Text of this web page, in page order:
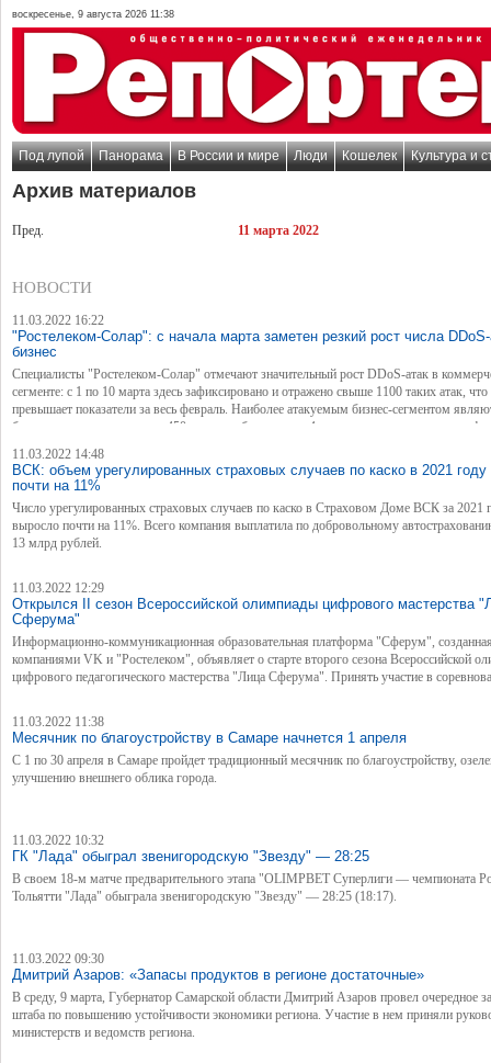
воскресенье, 9 августа 2026 11:38
Под лупой Панорама В России и мире Люди Кошелек Культура и
Архив материалов
Пред. 11 марта 2022
НОВОСТИ
11.03.2022 16:22
"Ростелеком-Солар": с начала марта заметен резкий рост числа DDoS-
бизнес
Специалисты "Ростелеком-Солар" отмечают значительный рост DDoS-атак в
сегменте: с 1 по 10 марта здесь зафиксировано и отражено свыше 1100 таких атак,
превышает показатели за весь февраль. Наиболее атакуемым бизнес-сегментом
банки, где выявлено свыше 450 атак, что более чем в 4 раза превышает показатели
Только за прошедшие трое суток на один из госпорталов совершено около 1700
11.03.2022 14:48
ВСК: объем урегулированных страховых случаев по каско в 2021
почти на 11%
Число урегулированных страховых случаев по каско в Страховом Доме ВСК за 2021
выросло почти на 11%. Всего компания выплатила по добровольному
13 млрд рублей.
11.03.2022 12:29
Открылся II сезон Всероссийской олимпиады цифрового мастерства
Сферума"
Информационно-коммуникационная образовательная платформа "Сферум",
компаниями VK и "Ростелеком", объявляет о старте второго сезона Всероссийской
цифрового педагогического мастерства "Лица Сферума". Принять участие в
соревнований All Cups. Заявки на участие принимаются с 10 по 25 марта 2022 года.
11.03.2022 11:38
Месячник по благоустройству в Самаре начнется 1 апреля
C 1 по 30 апреля в Самаре пройдет традиционный месячник по благоустройству,
улучшению внешнего облика города.
11.03.2022 10:32
ГК "Лада" обыграл звенигородскую "Звезду" — 28:25
В своем 18-м матче предварительного этапа "OLIMPBET Суперлиги — чемпионата
Тольятти "Лада" обыграла звенигородскую "Звезду" — 28:25 (18:17).
11.03.2022 09:30
Дмитрий Азаров: «Запасы продуктов в регионе достаточные»
В среду, 9 марта, Губернатор Самарской области Дмитрий Азаров провел очередное
штаба по повышению устойчивости экономики региона. Участие в нем приняли
министерств и ведомств региона.